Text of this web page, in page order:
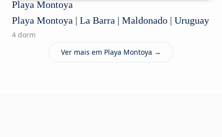
Playa Montoya
Playa Montoya | La Barra | Maldonado | Uruguay
4 dorm
Ver mais em Playa Montoya →